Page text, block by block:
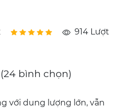
914 Lượt
bình chọn)
với dung lượng lớn, vẫn